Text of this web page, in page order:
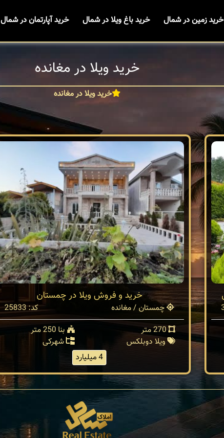
خرید زمین در شمال خرید باغ ویلا در شمال خرید آپارتمان در شمال
خرید ویلا در مغانده
خرید ویلا در مغانده
خرید و فروش ویلا در چمستان
چمستان / مغانده
کد: 25833
270 متر
بنا 250 متر
ویلا دوبلکس
شهرکی
4 میلیارد